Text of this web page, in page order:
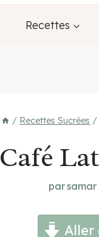
Recettes
/ Recettes Sucrées /
Café
parsamar
Aller